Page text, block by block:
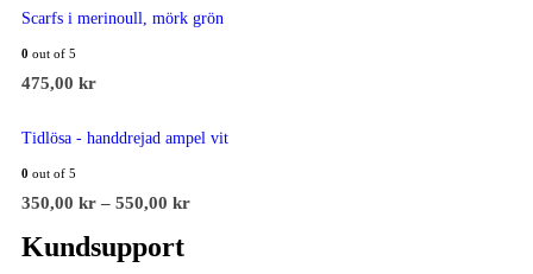
Scarfs i merinoull, mörk grön
0 out of 5
475,00 kr
Tidlösa - handdrejad ampel vit
0 out of 5
350,00 kr – 550,00 kr
Kundsupport